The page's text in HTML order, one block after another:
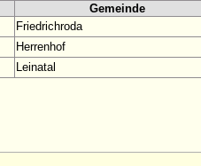
Gemeinde
Friedrichroda
Herrenhof
Leinatal